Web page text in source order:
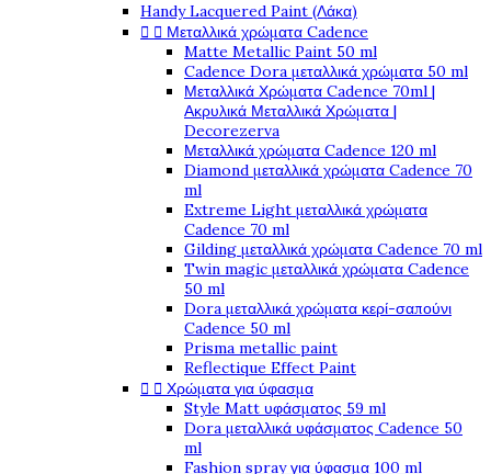
Handy Lacquered Paint (Λάκα)
  Μεταλλικά χρώματα Cadence
Matte Metallic Paint 50 ml
Cadence Dora μεταλλικά χρώματα 50 ml
Μεταλλικά Χρώματα Cadence 70ml |
Ακρυλικά Μεταλλικά Χρώματα |
Decorezerva
Μεταλλικά χρώματα Cadence 120 ml
Diamond μεταλλικά χρώματα Cadence 70
ml
Extreme Light μεταλλικά χρώματα
Cadence 70 ml
Gilding μεταλλικά χρώματα Cadence 70 ml
Twin magic μεταλλικά χρώματα Cadence
50 ml
Dora μεταλλικά χρώματα κερί-σαπούνι
Cadence 50 ml
Prisma metallic paint
Reflectique Effect Paint
  Χρώματα για ύφασμα
Style Matt υφάσματος 59 ml
Dora μεταλλικά υφάσματος Cadence 50
ml
Fashion spray για ύφασμα 100 ml